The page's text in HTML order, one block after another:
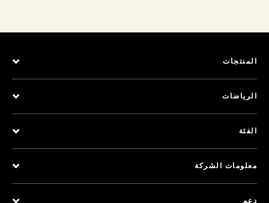
المنتجات
الرياضات
الفئة
معلومات الشركة
دعم